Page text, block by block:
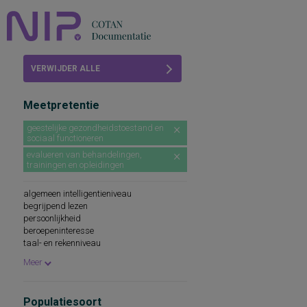
Abonneren
FAQ
VERWIJDER ALLE
Meetpretentie
geestelijke gezondheidstoestand en
sociaal functioneren
evalueren van behandelingen,
trainingen en opleidingen
algemeen intelligentieniveau
begrijpend lezen
persoonlijkheid
beroepeninteresse
taal- en rekenniveau
spellingsvaardigheid
persoonlijkheidseigenschappen
Meer
Populatiesoort